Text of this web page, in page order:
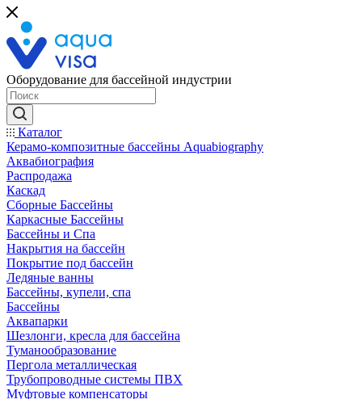
Оборудование для бассейной индустрии
Каталог
Керамо-композитные бассейны Aquabiography
Аквабиография
Распродажа
Каскад
Сборные Бассейны
Каркасные Бассейны
Бассейны и Спа
Накрытия на бассейн
Покрытие под бассейн
Ледяные ванны
Бассейны, купели, спа
Бассейны
Аквапарки
Шезлонги, кресла для бассейна
Туманообразование
Пергола металлическая
Трубопроводные системы ПВХ
Муфтовые компенсаторы